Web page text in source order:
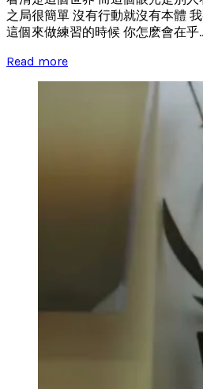
之局很簡單 沒有行動就沒有本體
這個來做練習的時候 你怎麽會在乎
Read more